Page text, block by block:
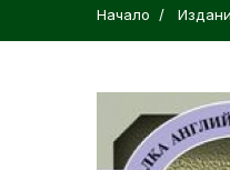
Начало